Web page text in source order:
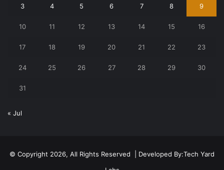
3 4 5 6 7 8 9
10 11 12 13 14 15 16
17 18 19 20 21 22 23
24 25 26 27 28 29 30
31
« Jul
© Copyright 2026, All Rights Reserved | Developed By:Tech Yard